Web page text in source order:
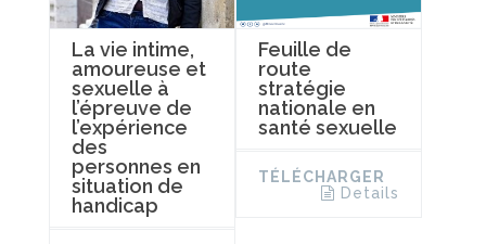
La vie intime,
amoureuse et
sexuelle à
l’épreuve de
l’expérience
des
personnes en
situation de
handicap
Feuille de
route
stratégie
nationale en
santé sexuelle
TÉLÉCHARGER
Details